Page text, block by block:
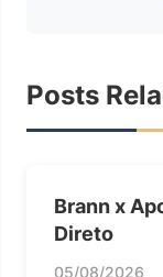
Posts
Brann x
Direto
05/08/2026